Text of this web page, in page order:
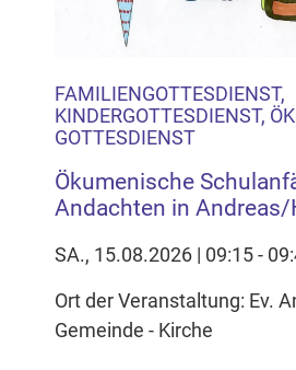
Einstellungen anpassen
FAMILIENGOTTESDIENST,
KINDERGOTTESDIENST,
GOTTESDIENST
Ökumenische
Andachten in Andreas/
SA., 15.08.2026 | 09:15 -
Ort der Veranstaltung: Ev.
Gemeinde - Kirche